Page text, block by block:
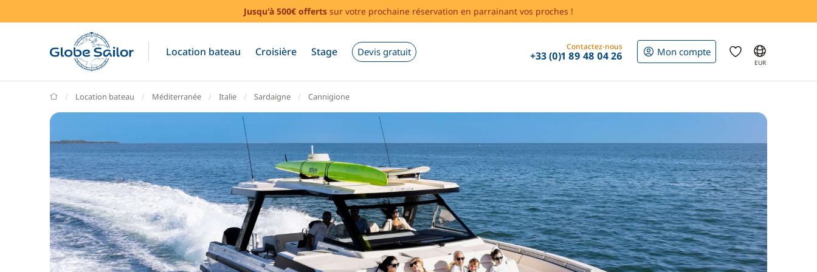
Jusqu'à 500€ offerts sur votre prochaine réservation en parrainant vos proches !
Location bateau Croisière Stage Devis gratuit Contactez-nous
+33 (0)1 89 48 04 26 Mon compte
EUR
GlobeSailor
Location bateau Méditerranée Italie Sardaigne Cannigione